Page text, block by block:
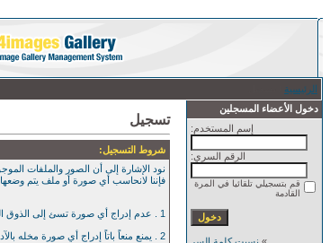
الرئيسية
دخول الأعضاء المسجلين
إسم المستخدم:
الرقم السري:
قم بتسجيلي تلقائيا في المرة
القادمة
تسجيل
شروط التسجيل:
نود الإشارة إلى أن الصور والملفات
فإننا لانحاسب أي صورة أو ملف يتم
1 . عدم إدراج أي صورة تسئ إلى الذوق العام وتمس مشاعر العامة بأي حال من الآحوال .
2 . يمنع منعاً باتاً إدراج أي صورة مخله بالآداب العامة .